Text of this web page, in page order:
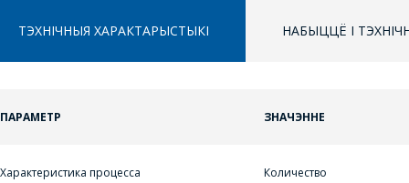
ТЭХНІЧНЫЯ ХАРАКТАРЫСТЫКІ НАБЫЦЦЁ І
ПАРАМЕТР ЗНАЧЭННЕ
Характеристика процесса
Количество